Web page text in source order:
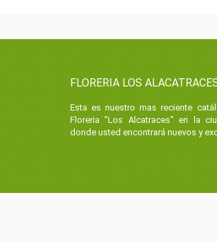
FLORERIA LOS
Esta es nuestro mas reciente
Floreria "Los Alcatraces" en la
donde usted encontrará nuevos y